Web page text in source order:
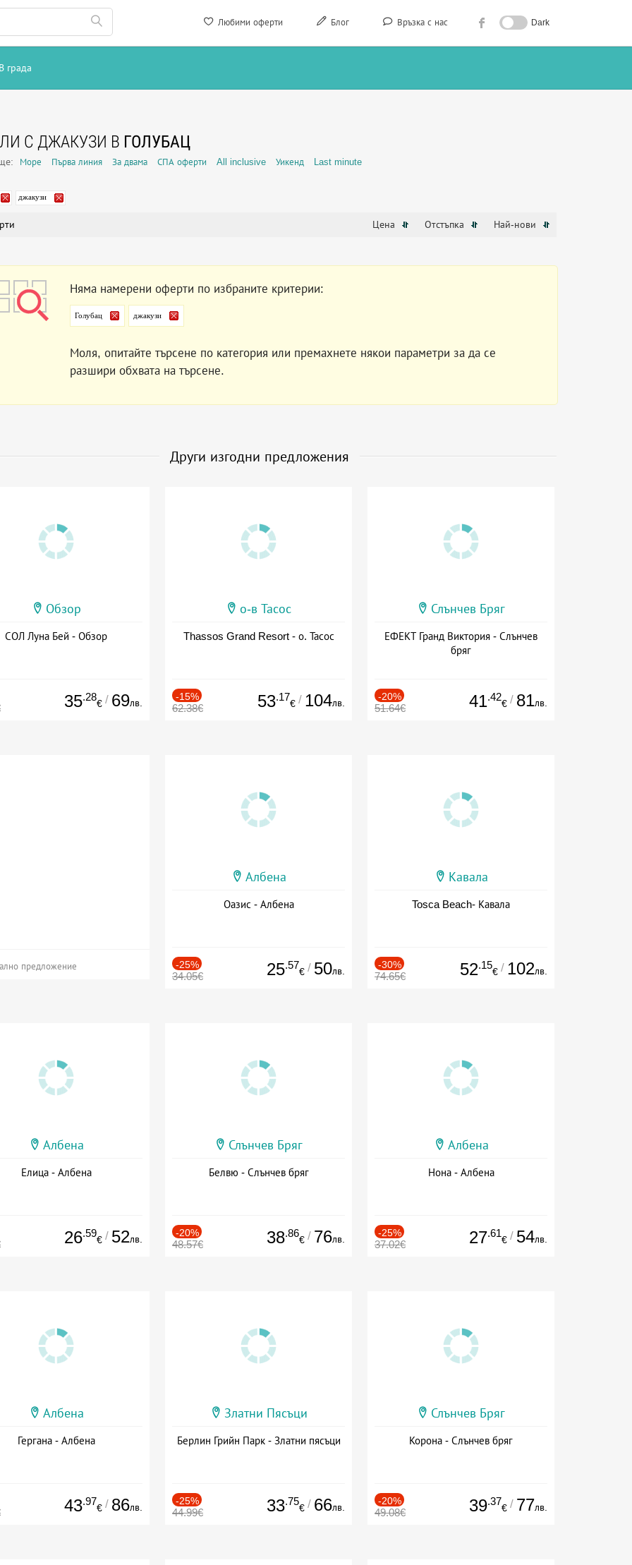
Любими оферти Блог Връзка с нас Dark
В града
С ДЖАКУЗИ В ГОЛУБАЦ
Море Първа линия За двама СПА оферти All inclusive Уикенд Last minute
джакузи
Цена Отстъпка Най-нови
Няма намерени оферти по избраните критерии:
Голубац джакузи
Моля, опитайте търсене по категория или премахнете някои параметри за да се
разшири обхвата на търсене.
Други изгодни предложения
Обзор
СОЛ Луна Бей - Обзор
35.28
€ / 69лв.
о-в Тасос
Thassos Grand Resort - о. Тасос
-15%
62.38€ 53.17
€ / 104лв.
Слънчев Бряг
ЕФЕКТ Гранд Виктория - Слънчев
бряг
-20%
51.64€ 41.42
€ / 81лв.
предложение
Албена
Оазис - Албена
-25%
34.05€ 25.57
€ / 50лв.
Кавала
Tosca Beach- Кавала
-30%
74.65€ 52.15
€ / 102лв.
Албена
Елица - Албена
26.59
€ / 52лв.
Слънчев Бряг
Белвю - Слънчев бряг
-20%
48.57€ 38.86
€ / 76лв.
Албена
Нона - Албена
-25%
37.02€ 27.61
€ / 54лв.
Албена
Гергана - Албена
43.97
€ / 86лв.
Златни Пясъци
Берлин Грийн Парк - Златни пясъци
-25%
44.99€ 33.75
€ / 66лв.
Слънчев Бряг
Корона - Слънчев бряг
-20%
49.08€ 39.37
€ / 77лв.